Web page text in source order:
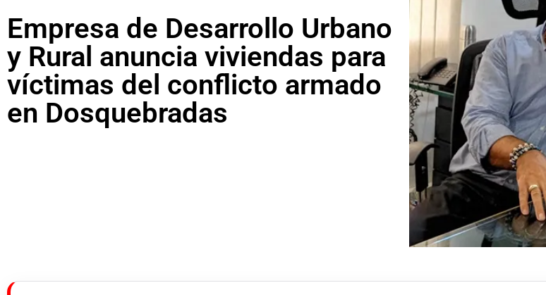
Empresa de Desarrollo Urbano
y Rural anuncia viviendas para
víctimas del conflicto armado
en Dosquebradas